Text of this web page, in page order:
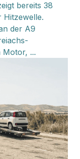
bereits 38
Hitzewelle.
der A9
...